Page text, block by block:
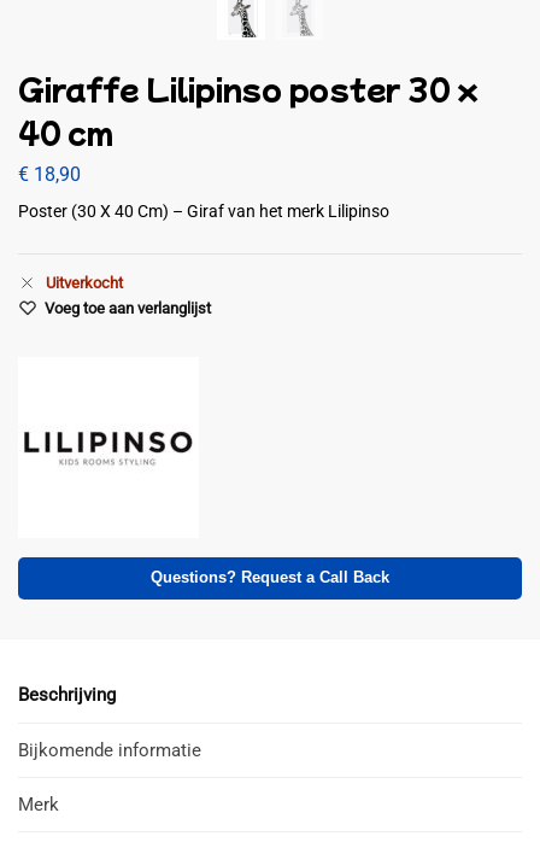
Giraffe Lilipinso poster 30 x
40 cm
€ 18,90
Poster (30 X 40 Cm) – Giraf van het merk Lilipinso
Uitverkocht
Voeg toe aan verlanglijst
Questions? Request a Call Back
Beschrijving
Bijkomende informatie
Merk